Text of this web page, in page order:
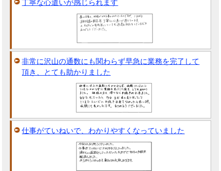
丁寧な心遣いが感じられます
非常に沢山の通数にも関わらず早急に業務を完了して
頂き、とても助かりました
仕事がていねいで、わかりやすくなっていました